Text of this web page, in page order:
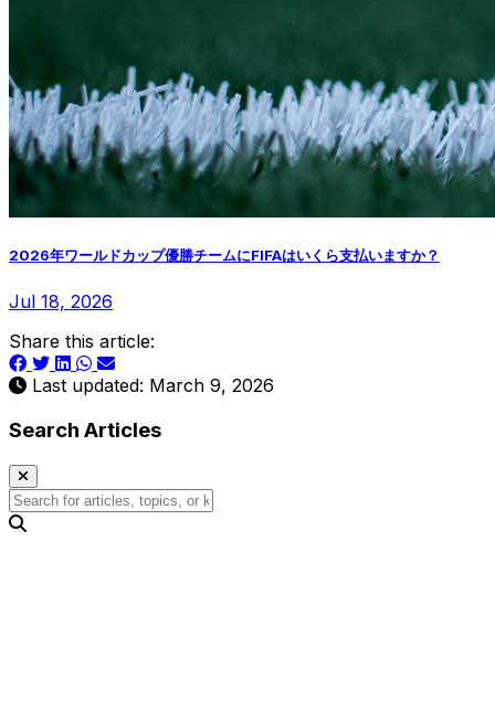
2026年ワールドカップ優勝チームにFIFAはいくら支払いますか？
Jul 18, 2026
Share this article:
Last updated: March 9, 2026
Search Articles